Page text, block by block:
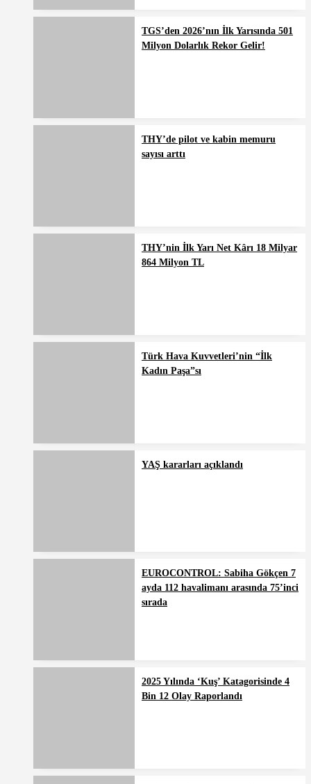
TGS’den 2026’nın İlk Yarısında 501
Milyon Dolarlık Rekor Gelir!
THY’de pilot ve kabin memuru
sayısı arttı
THY’nin İlk Yarı Net Kârı 18 Milyar
864 Milyon TL
Türk Hava Kuvvetleri’nin “İlk
Kadın Paşa”sı
YAŞ kararları açıklandı
EUROCONTROL: Sabiha Gökçen 7
ayda 112 havalimanı arasında 75’inci
sırada
2025 Yılında ‘Kuş’ Katagorisinde 4
Bin 12 Olay Raporlandı